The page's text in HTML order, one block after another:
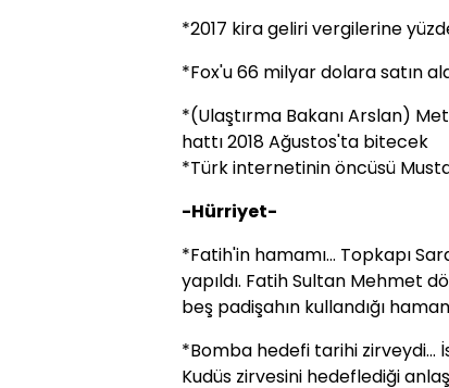
*2017 kira geliri vergilerine
*Fox'u 66 milyar dolara satın
*(Ulaştırma Bakanı Arslan)
hattı 2018 Ağustos'ta bitecek
*Türk internetinin öncüsü
-Hürriyet-
*Fatih'in hamamı... Topkapı
yapıldı. Fatih Sultan Mehmet
beş padişahın kullandığı
*Bomba hedefi tarihi zirveydi...
Kudüs zirvesini hedeflediği